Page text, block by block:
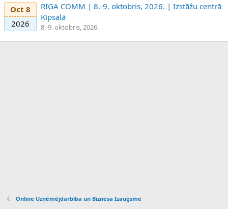
Oct 8
2026
RIGA COMM | 8.-9. oktobris, 2026. | Izstāžu centrā
Ķīpsalā
8.-9. oktobris, 2026.
Online Uzņēmējdarbība un Biznesa Izaugsme